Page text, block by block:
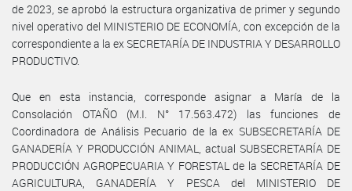
de 2023, se aprobó la estructura organizativa de primer y segundo
nivel operativo del MINISTERIO DE ECONOMÍA, con excepción de la
correspondiente a la ex SECRETARÍA DE INDUSTRIA Y DESARROLLO
PRODUCTIVO.
Que en esta instancia, corresponde asignar a María de la
Consolación OTAÑO (M.I. N° 17.563.472) las funciones de
Coordinadora de Análisis Pecuario de la ex SUBSECRETARÍA DE
GANADERÍA Y PRODUCCIÓN ANIMAL, actual SUBSECRETARÍA DE
PRODUCCIÓN AGROPECUARIA Y FORESTAL de la SECRETARÍA DE
AGRICULTURA, GANADERÍA Y PESCA del MINISTERIO DE